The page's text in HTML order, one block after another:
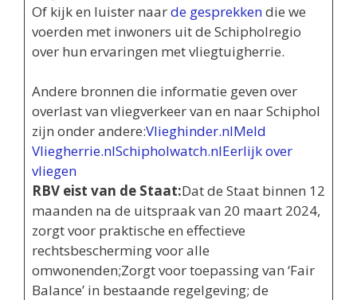
Of kijk en luister naarde gesprekkendie we
voerden met inwoners uit de Schipholregio
over hun ervaringen met vliegtuigherrie.
Andere bronnen die informatie geven over
overlast van vliegverkeer van en naar Schiphol
zijn onder andere:Vlieghinder.nlMeld
Vliegherrie.nlSchipholwatch.nlEerlijk over
vliegen
RBV eist van de Staat:Dat de Staat binnen 12
maanden na de uitspraak van 20 maart 2024,
zorgt voor praktische en effectieve
rechtsbescherming voor alle
omwonenden;Zorgt voor toepassing van ‘Fair
Balance’ in bestaande regelgeving; de